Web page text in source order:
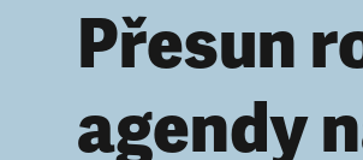
Přesun
agendy